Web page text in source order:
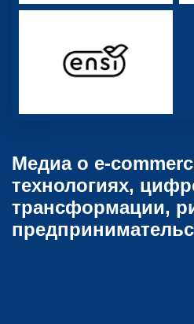
Медиа о e-
технологиях,
трансформации,